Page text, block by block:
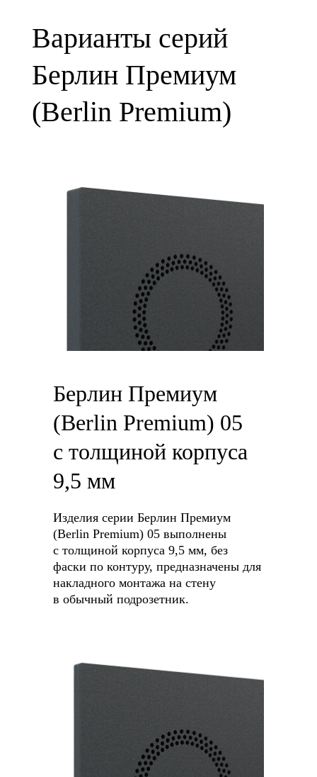
Варианты серий
Берлин Премиум
(Berlin Premium)
Берлин Премиум
(Berlin Premium) 05
с толщиной корпуса
9,5 мм
Изделия серии Берлин Премиум
(Berlin Premium) 05 выполнены
с толщиной корпуса 9,5 мм, без
фаски по контуру, предназначены для
накладного монтажа на стену
в обычный подрозетник.